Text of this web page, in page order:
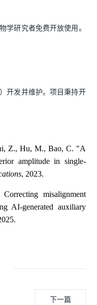
学研究者免费开放使用。
开发并维护。项目秉持开
Z., Hu, M., Bao, C. "A
amplitude in single-
, 2023.
misalignment
AI-generated auxiliary
下一篇